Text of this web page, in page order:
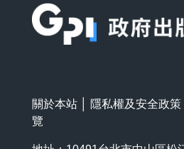
關於本站 隱私權及安全政策
覽